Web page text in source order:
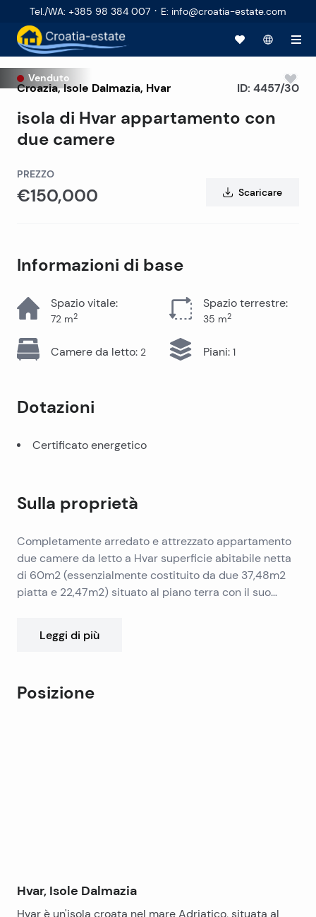
Tel./WA: +385 98 384 007 · E: info@croatia-estate.com
Venduto
Croazia,Isole Dalmazia, Hvar
isola di Hvar appartamento con
due camere
ID: 4457/30
PREZZO
€150,000 Scaricare
Informazioni di base
Spazio vitale:
72 m2
Spazio terrestre:
35 m2
Camere da letto: 2 Piani: 1
Dotazioni
Certificato energetico
Sulla proprietà
Completamente arredato e attrezzato appartamento
due camere da letto a Hvar superficie abitabile netta
di 60m2 (essenzialmente costituito da due 37,48m2
piatta e 22,47m2) situato al piano terra con il suo
estremamente adatto per affitti turistici, nonché per
Leggi di più
Posizione
Hvar, Isole Dalmazia
Hvar è un'isola croata nel mare Adriatico, situata al